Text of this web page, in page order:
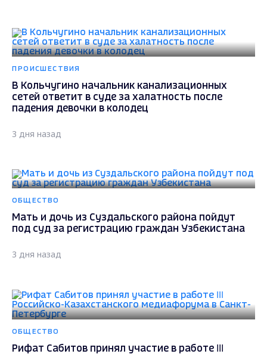
ПРОИСШЕСТВИЯ
В Кольчугино начальник канализационных
сетей ответит в суде за халатность после
падения девочки в колодец
3 дня назад
ОБЩЕСТВО
Мать и дочь из Суздальского района пойдут
под суд за регистрацию граждан Узбекистана
3 дня назад
ОБЩЕСТВО
Рифат Сабитов принял участие в работе III